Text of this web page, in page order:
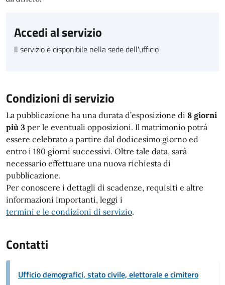
Accedi al servizio
Il servizio è disponibile nella sede dell'ufficio
Condizioni di servizio
La pubblicazione ha una durata d’esposizione di 8 giorni
più 3 per le eventuali opposizioni. Il matrimonio potrà
essere celebrato a partire dal dodicesimo giorno ed
entro i 180 giorni successivi. Oltre tale data, sarà
necessario effettuare una nuova richiesta di
pubblicazione.
Per conoscere i dettagli di scadenze, requisiti e altre
informazioni importanti, leggi i
termini e le condizioni di servizio.
Contatti
Ufficio demografici, stato civile, elettorale e cimitero